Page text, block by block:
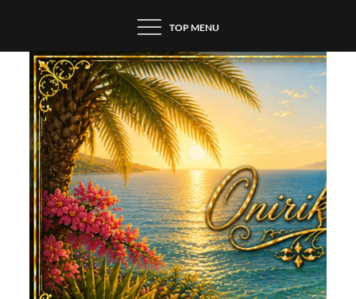
content
TOP MENU